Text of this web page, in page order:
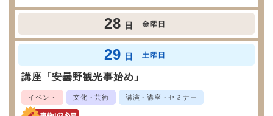
28 日 金曜日
29 日 土曜日
講座「安曇野観光事始め」
イベント 文化・芸術 講演・講座・セミナー